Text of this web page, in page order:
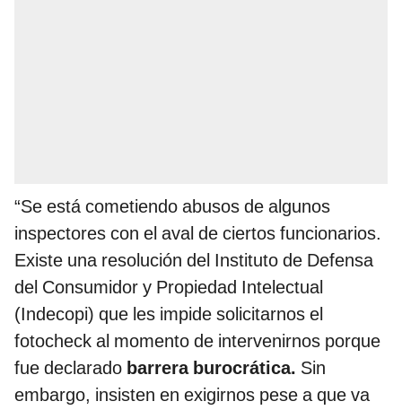
“Se está cometiendo abusos de algunos
inspectores con el aval de ciertos funcionarios.
Existe una resolución del Instituto de Defensa
del Consumidor y Propiedad Intelectual
(Indecopi) que les impide solicitarnos el
fotocheck al momento de intervenirnos porque
fue declarado barrera burocrática. Sin
embargo, insisten en exigirnos pese a que va